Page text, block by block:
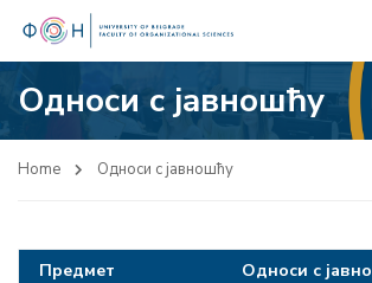
Односи с јавношћу
Home Односи с јавношћу
Предмет
Односи с